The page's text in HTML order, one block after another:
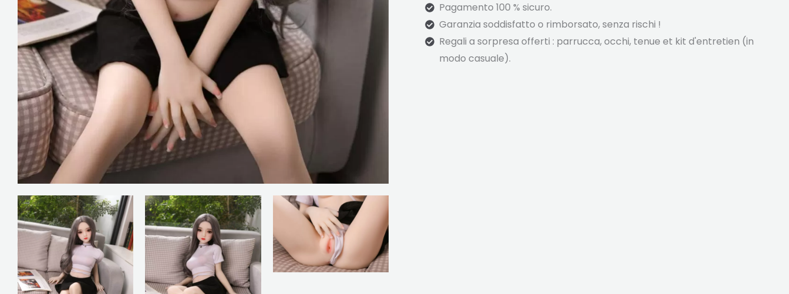
Pagamento 100 % sicuro.
Garanzia soddisfatto o rimborsato, senza rischi !
Regali a sorpresa offerti : parrucca, occhi, tenue et kit d'entretien (in
modo casuale).